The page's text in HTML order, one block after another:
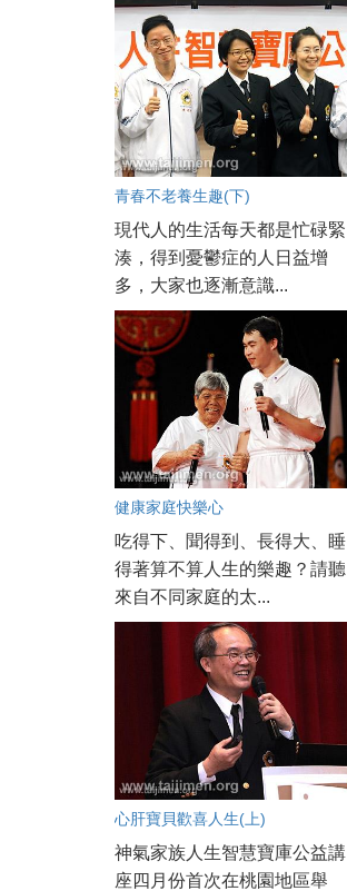
青春不老養生趣(下)
現代人的生活每天都是忙碌緊
湊，得到憂鬱症的人日益增
多，大家也逐漸意識...
健康家庭快樂心
吃得下、聞得到、長得大、睡
得著算不算人生的樂趣？請聽
來自不同家庭的太...
心肝寶貝歡喜人生(上)
神氣家族人生智慧寶庫公益講
座四月份首次在桃園地區舉